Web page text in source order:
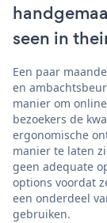
seen in
Een paar
en
manier om
bezoekers de
ergonomische
manier te laten
geen adequate
options voordat
een onderdeel
gebruiken.